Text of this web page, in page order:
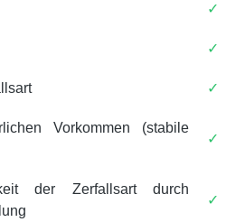
✓
✓
✓
Vorkommen (stabile
✓
der Zerfallsart durch
✓